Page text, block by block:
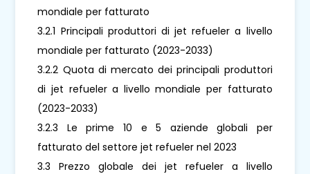
mondiale per fatturato
3.2.1 Principali produttori di jet refueler a livello
mondiale per fatturato (2023-2033)
3.2.2 Quota di mercato dei principali produttori
di jet refueler a livello mondiale per fatturato
(2023-2033)
3.2.3 Le prime 10 e 5 aziende globali per
fatturato del settore jet refueler nel 2023
3.3 Prezzo globale dei jet refueler a livello